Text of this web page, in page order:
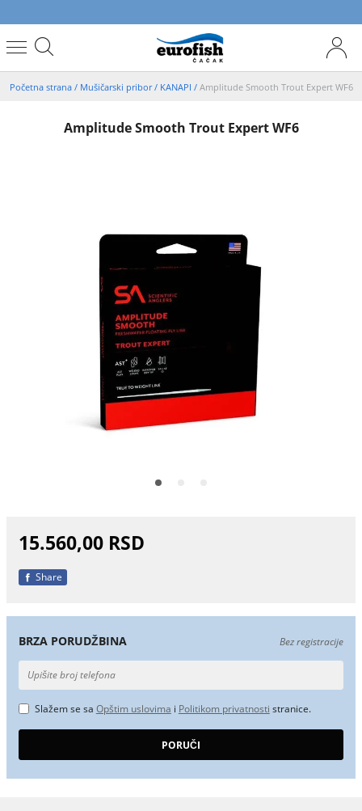
Početna strana / Mušičarski pribor/ KANAPI / Amplitude Smooth Trout Expert WF6
Amplitude Smooth Trout Expert WF6
15.560,00 RSD
Share
BRZA PORUDŽBINA Bez registracije
Slažem se sa Opštim uslovima i Politikom privatnosti stranice.